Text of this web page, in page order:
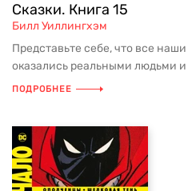
Сказки. Книга 15
Билл Уиллингхэм
Представьте себе, что все
оказались реальными людьми
ПОДРОБНЕЕ